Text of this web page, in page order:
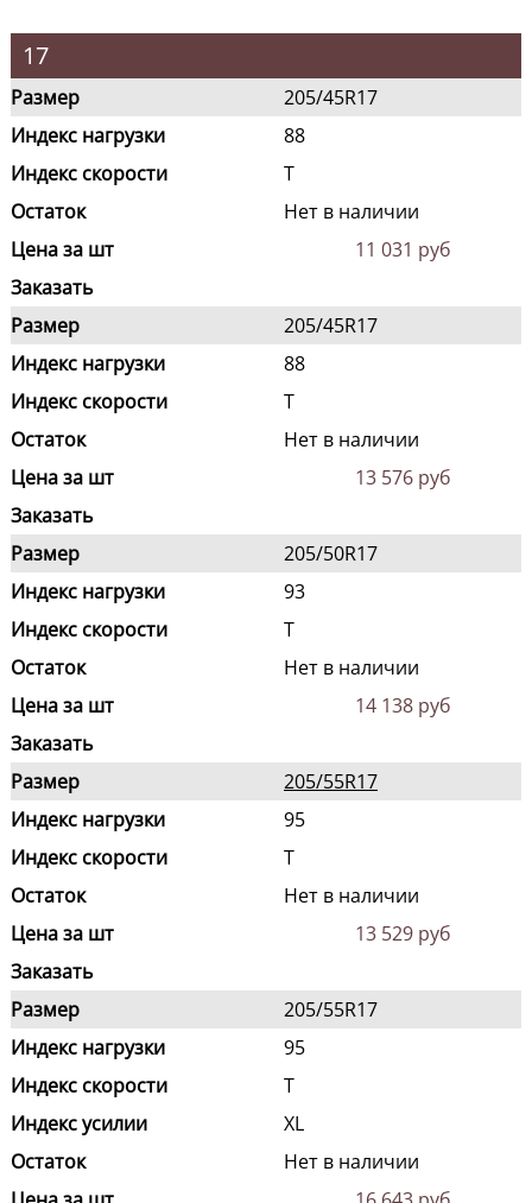
17
Размер
205/45R17
Индекс нагрузки
88
Индекс скорости
T
Остаток
Нет в наличии
Цена за шт
11 031 руб
Заказать
Размер
205/45R17
Индекс нагрузки
88
Индекс скорости
T
Остаток
Нет в наличии
Цена за шт
13 576 руб
Заказать
Размер
205/50R17
Индекс нагрузки
93
Индекс скорости
T
Остаток
Нет в наличии
Цена за шт
14 138 руб
Заказать
Размер
205/55R17
Индекс нагрузки
95
Индекс скорости
T
Остаток
Нет в наличии
Цена за шт
13 529 руб
Заказать
Размер
205/55R17
Индекс нагрузки
95
Индекс скорости
T
Индекс усилии
XL
Остаток
Нет в наличии